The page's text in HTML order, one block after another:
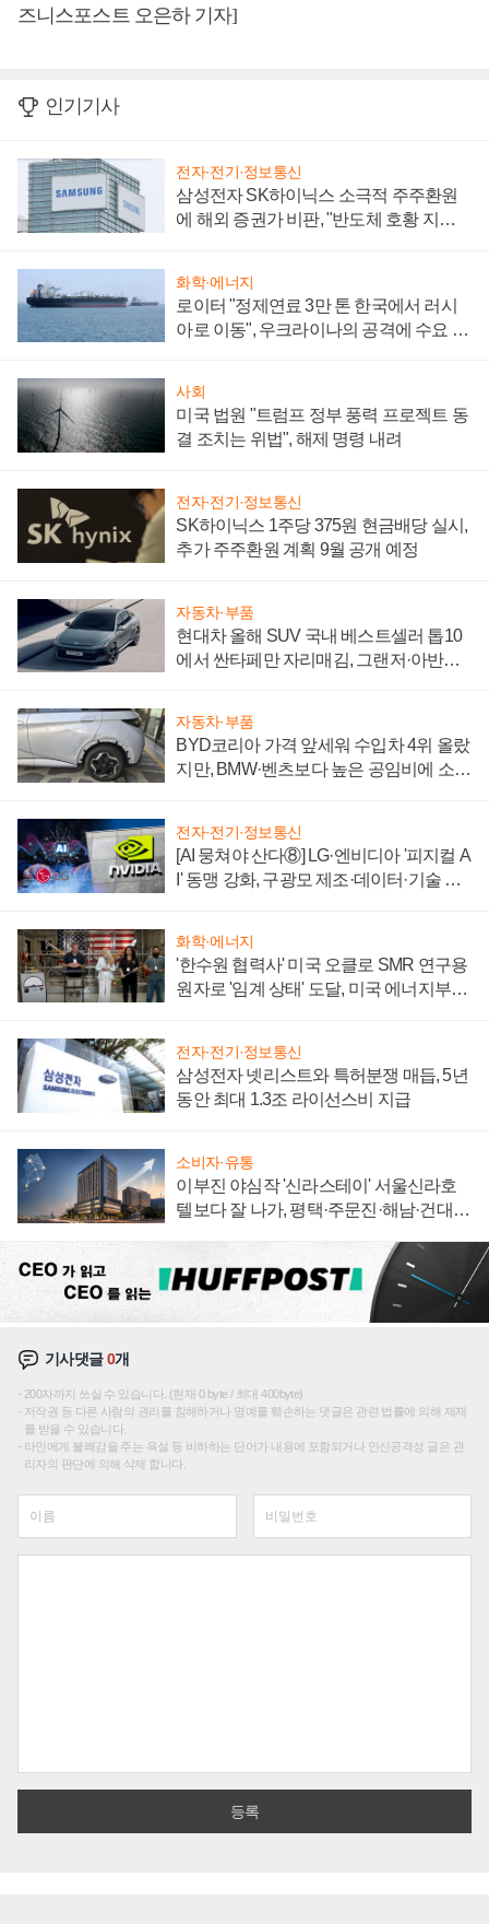
즈니스포스트 오은하 기자]
인기기사
전자·전기·정보통신
삼성전자 SK하이닉스 소극적 주주환원
에 해외 증권가 비판, "반도체 호황 지속
화학·에너지
로이터 "정제연료 3만 톤 한국에서 러시
아로 이동", 우크라이나의 공격에 수요 늘
사회
미국 법원 "트럼프 정부 풍력 프로젝트 동
결 조치는 위법", 해제 명령 내려
전자·전기·정보통신
SK하이닉스 1주당 375원 현금배당 실시,
추가 주주환원 계획 9월 공개 예정
자동차·부품
현대차 올해 SUV 국내 베스트셀러 톱10
에서 싼타페만 자리매김, 그랜저·아반떼
자동차·부품
BYD코리아 가격 앞세워 수입차 4위 올랐
지만, BMW·벤츠보다 높은 공임비에 소비
전자·전기·정보통신
[AI 뭉쳐야 산다⑧] LG·엔비디아 '피지컬 A
I' 동맹 강화, 구광모 제조·데이터·기술 결
화학·에너지
'한수원 협력사' 미국 오클로 SMR 연구용
원자로 '임계 상태' 도달, 미국 에너지부
전자·전기·정보통신
삼성전자 넷리스트와 특허분쟁 매듭, 5년
동안 최대 1.3조 라이선스비 지급
소비자·유통
이부진 야심작 '신라스테이' 서울신라호
텔보다 잘 나가, 평택·주문진·해남·건대로
기사댓글0개
200자까지 쓰실 수 있습니다. (현재 0 byte / 최대 400byte)
저작권 등 다른 사람의 권리를 침해하거나 명예를 훼손하는 댓글은 관련 법률에 의해 제재
를 받을 수 있습니다.
타인에게 불쾌감을 주는 욕설 등 비하하는 단어가 내용에 포함되거나 인신공격성 글은 관
리자의 판단에 의해 삭제 합니다.